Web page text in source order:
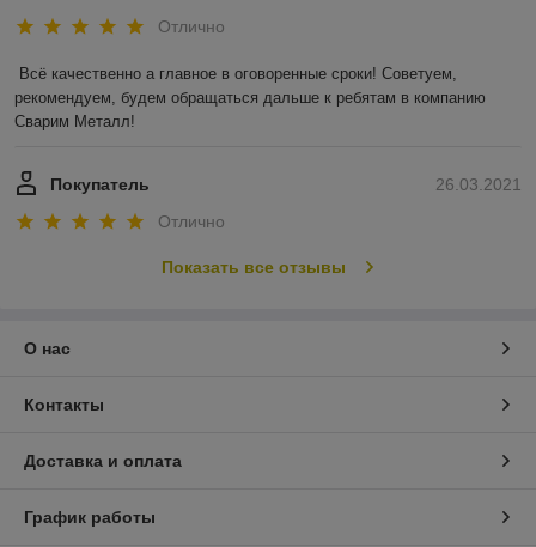
Отлично
Всё качественно а главное в оговоренные сроки! Советуем,
рекомендуем, будем обращаться дальше к ребятам в компанию
Сварим Металл!
26.03.2021
Покупатель
Отлично
Показать все отзывы
О нас
Контакты
Доставка и оплата
График работы